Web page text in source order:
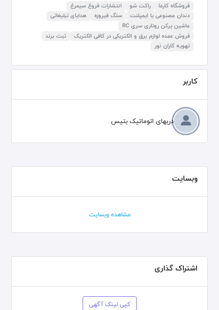
فروشگاه کارما راکت شو
انتشارات فروغ سیمرغ
دندان مصنوعی یا ایمپلنت
سنگ فیروزه
هدایای تبلیغاتی
ماشین پرکن روتاری سری RC
فروش عمده لوازم برق و الکتریکی در کافی الکتریک
ثبت برند
تهویه کاران نور
کاربر
دربهای اتوماتیک بتیس
وبسایت
مشاهده وبسایت
اشتراک گذاری
کپی لینک آگهی